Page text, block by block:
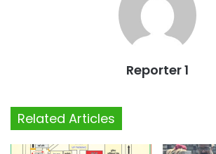
Reporter 1
Related Articles